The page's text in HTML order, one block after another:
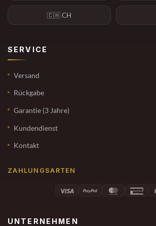
🇨🇭 CH
SERVICE
Versand
Rückgabe
Garantie (3 Jahre)
Kundendienst
Kontakt
ZAHLUNGSARTEN
UNTERNEHMEN